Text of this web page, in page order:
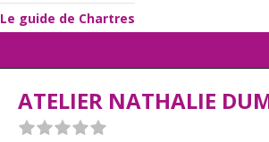
Le guide de Chartres
ATELIER NATHALIE